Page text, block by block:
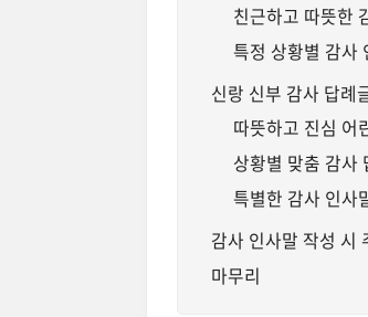
친근하고 따뜻한
특정 상황별 감사
신랑 신부 감사 답례
따뜻하고 진심 어
상황별 맞춤 감사
특별한 감사 인사
감사 인사말 작성 시
마무리